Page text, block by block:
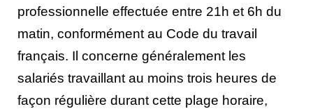
professionnelle effectuée entre 21h et 6h du
matin, conformément au Code du travail
français. Il concerne généralement les
salariés travaillant au moins trois heures de
façon régulière durant cette plage horaire,